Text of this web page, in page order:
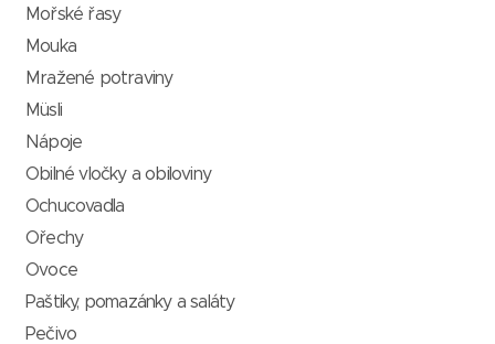
Mořské řasy
Mouka
Mražené potraviny
Müsli
Nápoje
Obilné vločky a obiloviny
Ochucovadla
Ořechy
Ovoce
Paštiky, pomazánky a saláty
Pečivo